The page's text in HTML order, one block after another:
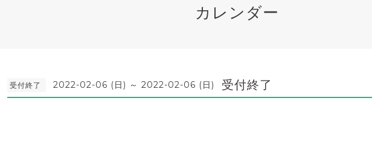
カレンダー
受付終了 2022-02-06 (日) ～ 2022-02-06 (日) 受付終了